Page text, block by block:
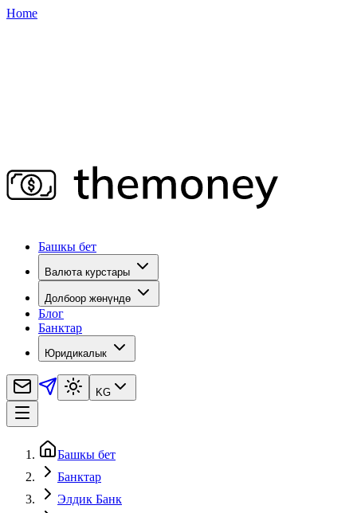
Home
Башкы бет
Валюта курстары
Долбоор жөнүндө
Блог
Банктар
Юридикалык
KG
Башкы бет
Банктар
Элдик Банк